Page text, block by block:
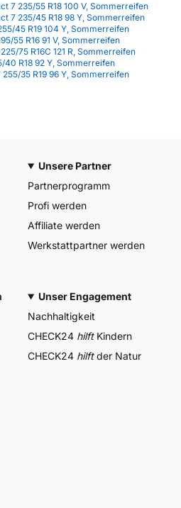
7 235/55 R18 100 V, Sommerreifen
7 235/45 R18 98 Y, Sommerreifen
45 R19 104 Y, Sommerreifen
55 R16 91 V, Sommerreifen
75 R16C 121 R, Sommerreifen
40 R18 92 Y, Sommerreifen
35 R19 96 Y, Sommerreifen
Unsere Partner
Partnerprogramm
Profi werden
Affiliate werden
Werkstattpartner werden
Unser Engagement
Nachhaltigkeit
CHECK24 hilftKindern
CHECK24 hilftder Natur